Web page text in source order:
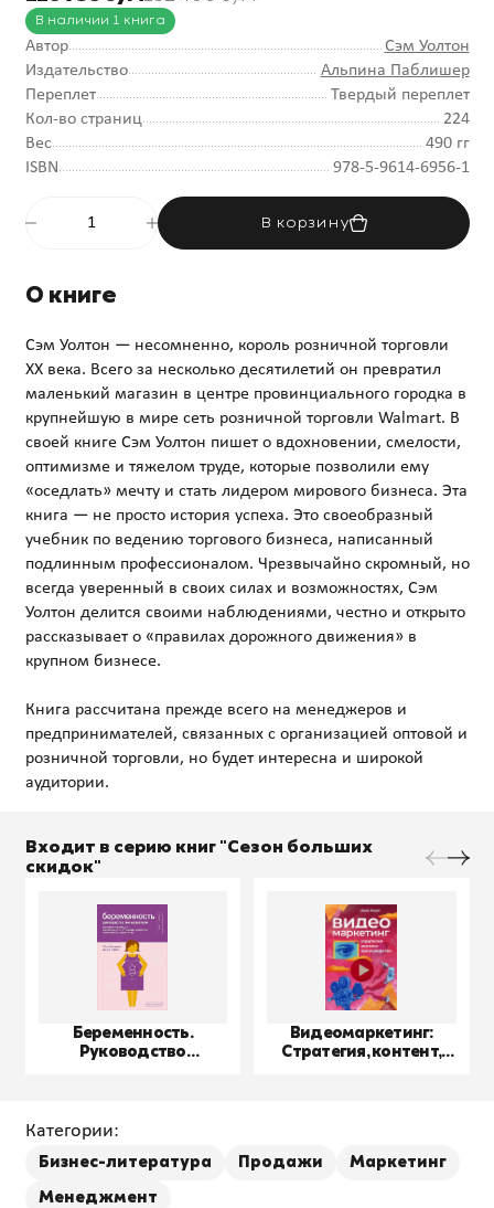
В наличии 1 книга
Автор
Сэм Уолтон
Издательство
Альпина Паблишер
Переплет
Твердый переплет
Кол-во страниц
224
Вес
490 гг
ISBN
978-5-9614-6956-1
В корзину
О книге
Сэм Уолтон — несомненно, король розничной торговли
XX века. Всего за несколько десятилетий он превратил
маленький магазин в центре провинциального городка в
крупнейшую в мире сеть розничной торговли Walmart. В
своей книге Сэм Уолтон пишет о вдохновении, смелости,
оптимизме и тяжелом труде, которые позволили ему
«оседлать» мечту и стать лидером мирового бизнеса. Эта
книга — не просто история успеха. Это своеобразный
учебник по ведению торгового бизнеса, написанный
подлинным профессионалом. Чрезвычайно скромный, но
всегда уверенный в своих силах и возможностях, Сэм
Уолтон делится своими наблюдениями, честно и открыто
рассказывает о «правилах дорожного движения» в
крупном бизнесе.
Книга рассчитана прежде всего на менеджеров и
предпринимателей, связанных с организацией оптовой и
розничной торговли, но будет интересна и широкой
Входит в серию книг "Сезон больших
скидок"
Беременность.
Руководство
Видеомаркетинг:
Стратегия, контент,
Категории:
Бизнес-литература Продажи
Маркетинг
Менеджмент